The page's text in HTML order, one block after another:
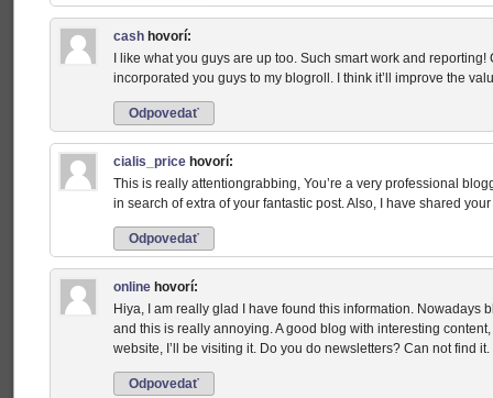
cash hovorí:
I like what you guys are up too. Such smart work and
incorporated you guys to my blogroll. I think it’ll improve the
Odpovedať
cialis_price hovorí:
This is really attentiongrabbing, You’re a very professional
in search of extra of your fantastic post. Also, I have shared
Odpovedať
online hovorí:
Hiya, I am really glad I have found this information. Nowadays
and this is really annoying. A good blog with interesting
website, I’ll be visiting it. Do you do newsletters? Can not find it.
Odpovedať